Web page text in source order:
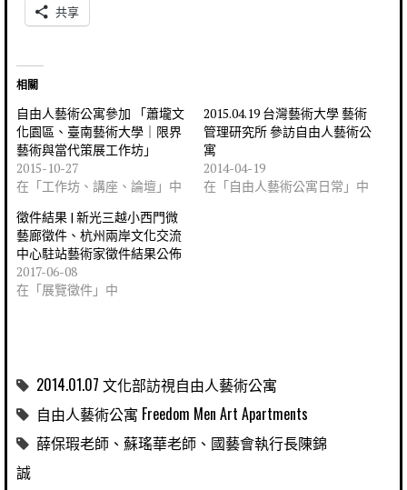
共享
相關
自由人藝術公寓參加 「蕭壠文
化園區、臺南藝術大學｜限界
藝術與當代策展工作坊」
2015-10-27
在「工作坊、講座、論壇」中
2015.04.19 台灣藝術大學 藝術
管理研究所 參訪自由人藝術公
寓
2014-04-19
在「自由人藝術公寓日常」中
徵件結果 | 新光三越小西門微
藝廊徵件、杭州兩岸文化交流
中心駐站藝術家徵件結果公佈
2017-06-08
在「展覽徵件」中
2014.01.07 文化部訪視自由人藝術公寓
自由人藝術公寓 Freedom Men Art Apartments
薛保瑕老師、蘇瑤華老師、國藝會執行長陳錦
誠